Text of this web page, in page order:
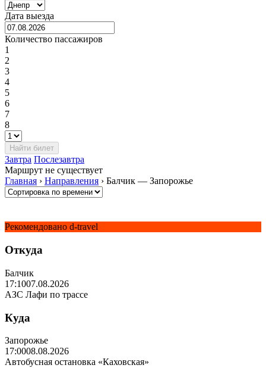
Дата выезда
Количество пассажиров
1
2
3
4
5
6
7
8
Завтра Послезавтра
Маршрут не существует
Главная › Направления › Балчик — Запорожье
Рекомендовано d-travel
Откуда
Балчик
17:1007.08.2026
АЗС Лафи по трассе
Куда
Запорожье
17:0008.08.2026
Автобусная остановка «Каховская»